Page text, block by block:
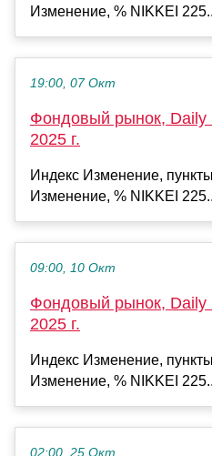
Изменение, % NIKKEI
19:00, 07 Окт
Фондовый рынок, Daily
2025 г.
Индекс Изменение,
Изменение, % NIKKEI
09:00, 10 Окт
Фондовый рынок, Daily
2025 г.
Индекс Изменение,
Изменение, % NIKKEI
02:00, 25 Окт